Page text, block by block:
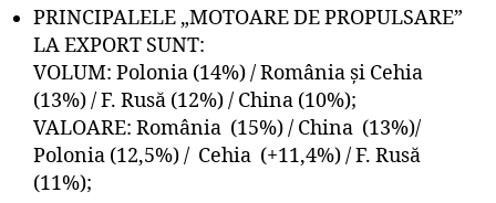
PRINCIPALELE „MOTOARE DE PROPULSARE”
LA EXPORT SUNT:
VOLUM: Polonia (14%) / România și Cehia
(13%) / F. Rusă (12%) / China (10%);
VALOARE: România (15%) / China (13%)/
Polonia (12,5%) / Cehia (+11,4%) / F. Rusă
(11%);